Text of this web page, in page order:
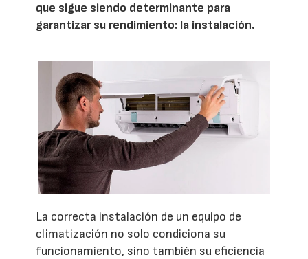
que sigue siendo determinante para
garantizar su rendimiento: la instalación.
La correcta instalación de un equipo de
climatización no solo condiciona su
funcionamiento, sino también su eficiencia